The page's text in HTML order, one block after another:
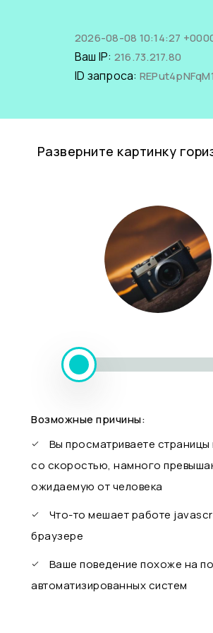
2026-08-08 10:14:27
Ваш IP: 216.73.217.80
ID запроса: REPut4pNFqM1
Разверните картинку
Возможные причины:
Вы просматриваете страницы
со скоростью, намного
ожидаемую от человека
Что-то мешает работе
браузере
Ваше поведение похоже на
автоматизированных систем